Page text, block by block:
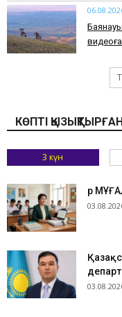
видеоға
КӨПТІ
3 күн
Әр